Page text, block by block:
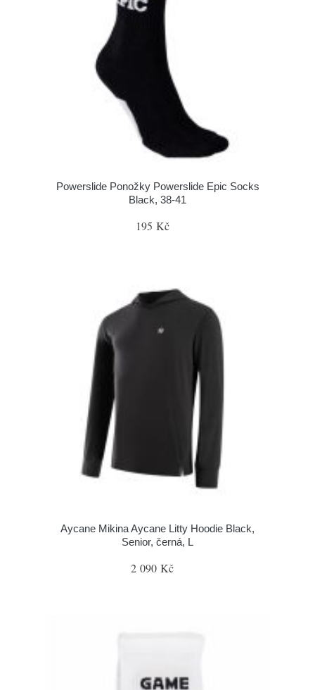
Powerslide Ponožky Powerslide Epic Socks
Black, 38-41
195 Kč
Aycane Mikina Aycane Litty Hoodie Black,
Senior, černá, L
2 090 Kč